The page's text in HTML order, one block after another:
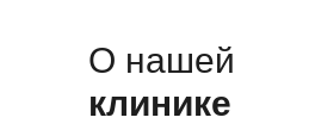
О нашей
клинике